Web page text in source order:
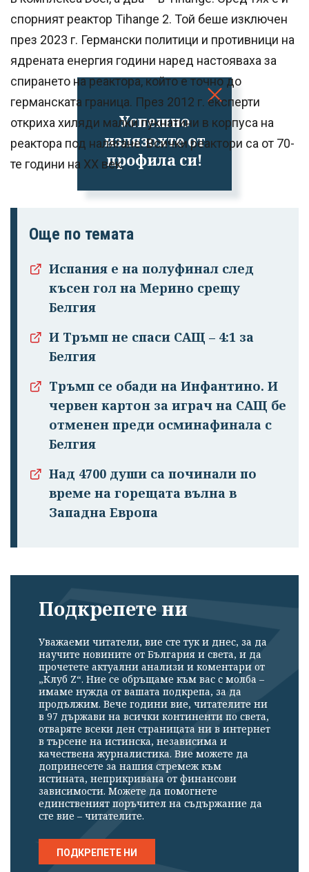
Успешно
излязохте от
профила си!
спорният реактор Tihange 2. Той беше изключен
през 2023 г. Германски политици и противници на
ядрената енергия години наред настояваха за
спирането на реактора, който е точно до
германската граница. През 2012 г. експерти
откриха хиляди малки пукнатини в корпуса на
реактора под налягане. Всички реактори са от 70-
те години на XX век.
Още по темата
Испания е на полуфинал след
късен гол на Мерино срещу
Белгия
И Тръмп не спаси САЩ – 4:1 за
Белгия
Тръмп се обади на Инфантино. И
червен картон за играч на САЩ бе
отменен преди осминафинала с
Белгия
Над 4700 души са починали по
време на горещата вълна в
Западна Европа
Подкрепете ни
Уважаеми читатели, вие сте тук и днес, за да
научите новините от България и света, и да
прочетете актуални анализи и коментари от
„Клуб Z“. Ние се обръщаме към вас с молба –
имаме нужда от вашата подкрепа, за да
продължим. Вече години вие, читателите ни
в 97 държави на всички континенти по света,
отваряте всеки ден страницата ни в интернет
в търсене на истинска, независима и
качествена журналистика. Вие можете да
допринесете за нашия стремеж към
истината, неприкривана от финансови
зависимости. Можете да помогнете
единственият поръчител на съдържание да
сте вие – читателите.
ПОДКРЕПЕТЕ НИ